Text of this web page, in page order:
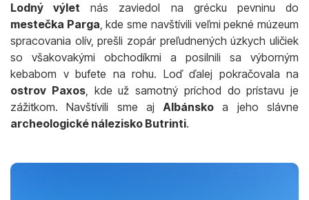
Lodný výlet nás zaviedol na grécku pevninu do
mestečka Parga, kde sme navštívili veľmi pekné múzeum
spracovania olív, prešli zopár preľudnených úzkych uličiek
so všakovakými obchodíkmi a posilnili sa výborným
kebabom v bufete na rohu. Loď ďalej pokračovala na
ostrov Paxos, kde už samotný príchod do prístavu je
zážitkom. Navštívili sme ajAlbánsko a jeho slávne
archeologické nálezisko Butrinti.